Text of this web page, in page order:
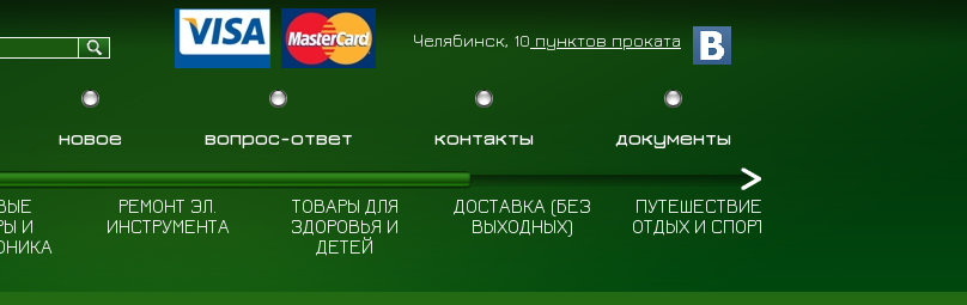
новое вопрос-ответ контакты документы
Челябинск, 10 пунктов проката
И
РЕМОНТ ЭЛ.
ИНСТРУМЕНТА
ТОВАРЫ ДЛЯ
ЗДОРОВЬЯ И
ДЕТЕЙ
ДОСТАВКА (БЕЗ
ВЫХОДНЫХ)
ПУТЕШЕСТВИЕ
ОТДЫХ И СПОРТ